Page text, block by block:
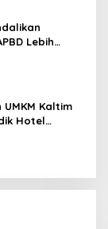
Lebih
Kaltim
Hotel